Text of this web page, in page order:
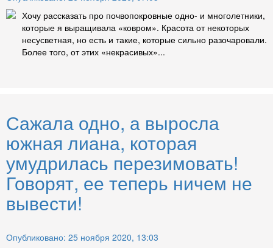
Хочу рассказать про почвопокровные одно- и многолетники,
которые я выращивала «ковром». Красота от некоторых
несусветная, но есть и такие, которые сильно разочаровали.
Более того, от этих «некрасивых»...
Сажала одно, а выросла
южная лиана, которая
умудрилась перезимовать!
Говорят, ее теперь ничем не
вывести!
Опубликовано: 25 ноября 2020, 13:03